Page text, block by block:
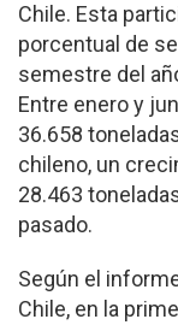
Chile. Esta
porcentual de
semestre del
Entre enero y
36.658
chileno, un
28.463
pasado.
Según el
Chile, en la